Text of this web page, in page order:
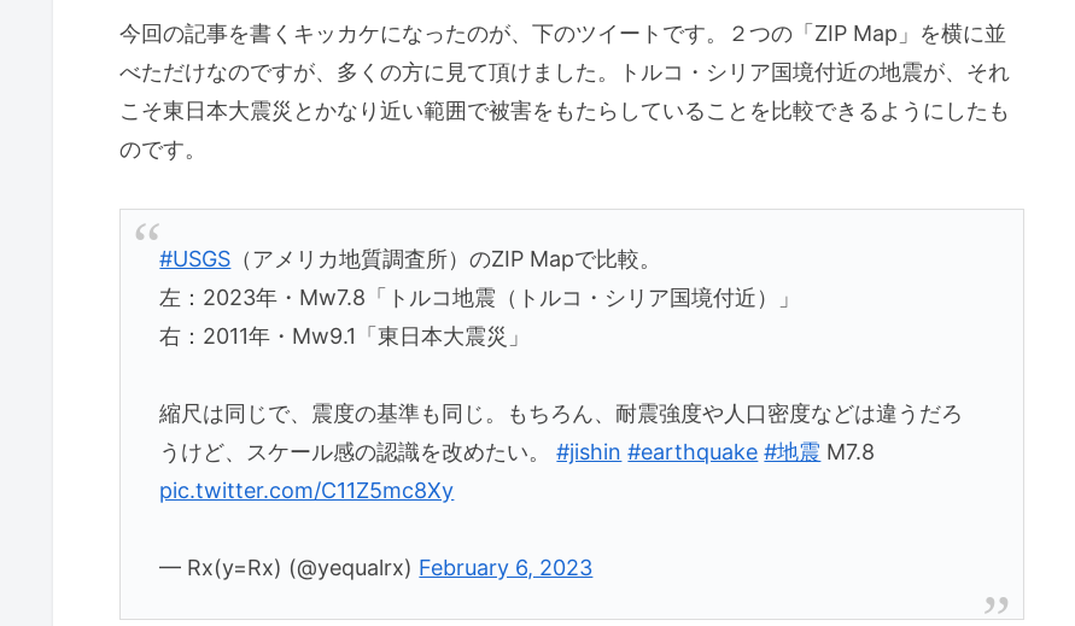
今回の記事を書くキッカケになったのが、下のツイートです。２つの「ZIP Map」を横に並
べただけなのですが、多くの方に見て頂けました。トルコ・シリア国境付近の地震が、それ
こそ東日本大震災とかなり近い範囲で被害をもたらしていることを比較できるようにしたも
のです。
#USGS （アメリカ地質調査所）のZIP Mapで比較。
左：2023年・Mw7.8「トルコ地震（トルコ・シリア国境付近）」
右：2011年・Mw9.1「東日本大震災」
縮尺は同じで、震度の基準も同じ。もちろん、耐震強度や人口密度などは違うだろ
うけど、スケール感の認識を改めたい。#jishin #earthquake #地震 M7.8
pic.twitter.com/C11Z5mc8Xy
— Rx(y=Rx) (@yequalrx) February 6, 2023